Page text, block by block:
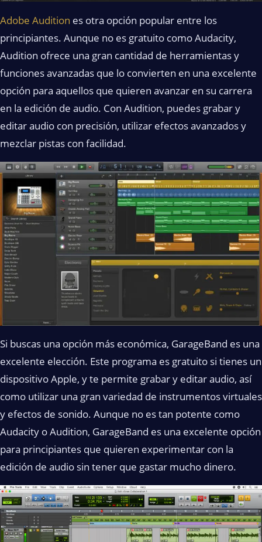
Adobe Audition es otra opción popular entre los
principiantes. Aunque no es gratuito como Audacity,
Audition ofrece una gran cantidad de herramientas y
funciones avanzadas que lo convierten en una excelente
opción para aquellos que quieren avanzar en su carrera
en la edición de audio. Con Audition, puedes grabar y
editar audio con precisión, utilizar efectos avanzados y
mezclar pistas con facilidad.
Si buscas una opción más económica, GarageBand es una
excelente elección. Este programa es gratuito si tienes un
dispositivo Apple, y te permite grabar y editar audio, así
como utilizar una gran variedad de instrumentos virtuales
y efectos de sonido. Aunque no es tan potente como
Audacity o Audition, GarageBand es una excelente opción
para principiantes que quieren experimentar con la
edición de audio sin tener que gastar mucho dinero.